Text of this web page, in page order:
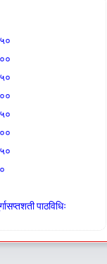
पाठविधिः